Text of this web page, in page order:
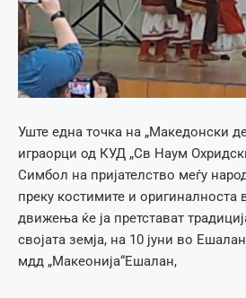
Уште една точка на „Македонски
играорци од КУД „Св Наум
Симбол на пријателство меѓу
преку костимите и оригиналноста
движења ќе ја претстават
својата земја, на 10 јуни во
мдд „Макеонија“Ешалан,